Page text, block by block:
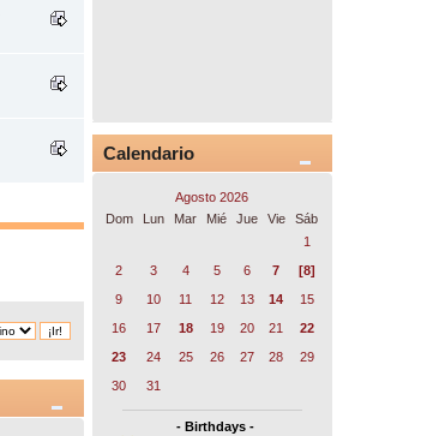
Calendario
Agosto 2026
Dom
Lun Mar Mié Jue Vie
Sáb
1
2
3 4 5 6 7
[8]
9
10 11 12 13 14
15
16
17 18 19 20 21
22
23
24 25 26 27 28
29
30
31
- Birthdays -